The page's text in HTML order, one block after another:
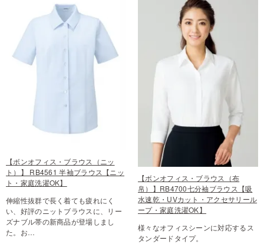
【ボンオフィス・ブラウス（ニッ
ト）】 RB4561 半袖ブラウス【ニッ
ト・家庭洗濯OK】
伸縮性抜群で長く着ても疲れにく
い、好評のニットブラウスに、リー
ズナブル帯の新商品が登場しまし
た。お…
【ボンオフィス・ブラウス（布
帛）】RB4700七分袖ブラウス【吸
水速乾・UVカット・アクセサリール
ープ・家庭洗濯OK】
様々なオフィスシーンに対応するス
タンダードタイプ。